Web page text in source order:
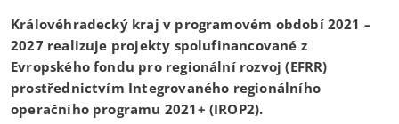
Královéhradecký kraj v programovém období 2021 –
2027 realizuje projekty spolufinancované z
Evropského fondu pro regionální rozvoj (EFRR)
prostřednictvím Integrovaného regionálního
operačního programu 2021+ (IROP2).